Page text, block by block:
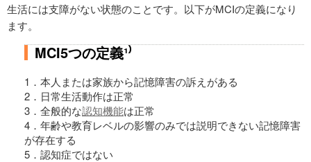
生活には支障がない状態のことです。以下がMCIの定義になり
ます。
MCI5つの定義¹⁾
1．本人または家族から記憶障害の訴えがある
2．日常生活動作は正常
3．全般的な認知機能は正常
4．年齢や教育レベルの影響のみでは説明できない記憶障害
が存在する
5．認知症ではない